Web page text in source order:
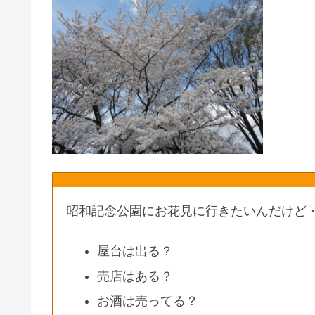
昭和記念公園にお花見に行きたいんだけど
屋台は出る？
売店はある？
お酒は売ってる？